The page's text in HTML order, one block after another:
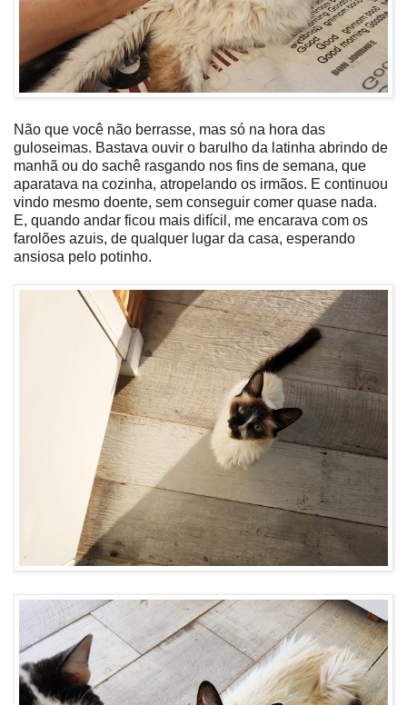
Não que você não berrasse, mas só na hora das
guloseimas. Bastava ouvir o barulho da latinha abrindo de
manhã ou do sachê rasgando nos fins de semana, que
aparatava na cozinha, atropelando os irmãos. E continuou
vindo mesmo doente, sem conseguir comer quase nada.
E, quando andar ficou mais difícil, me encarava com os
farolões azuis, de qualquer lugar da casa, esperando
ansiosa pelo potinho.